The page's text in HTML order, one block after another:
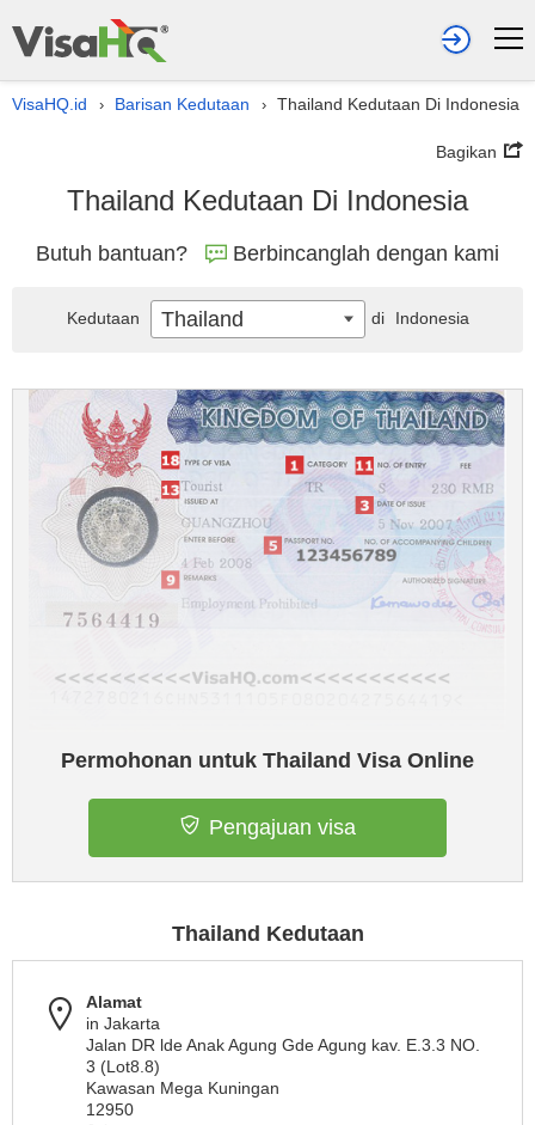
VisaHQ.id › Barisan Kedutaan › Thailand Kedutaan Di Indonesia
Bagikan
Thailand Kedutaan Di Indonesia
Butuh bantuan? Berbincanglah dengan kami
Permohonan untuk Thailand Visa Online
Pengajuan visa
Thailand Kedutaan
Alamat
in Jakarta
Jalan DR lde Anak Agung Gde Agung kav. E.3.3 NO.
3 (Lot8.8)
Kawasan Mega Kuningan
12950
Kedutaan Thailand di Indonesia